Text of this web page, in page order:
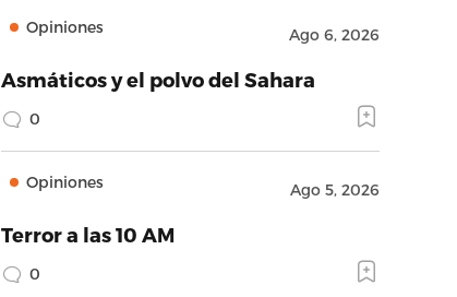
Opiniones Ago 6, 2026
Asmáticos y el polvo del Sahara
0
Opiniones Ago 5, 2026
Terror a las 10 AM
0